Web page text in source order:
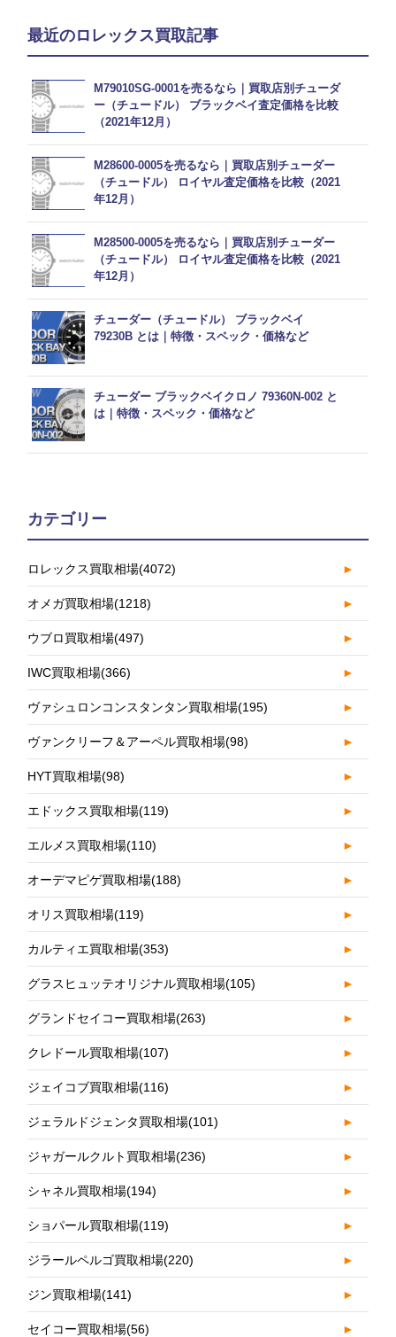
最近のロレックス買取記事
M79010SG-0001を売るなら｜買取店別チューダ
ー（チュードル） ブラックベイ査定価格を比較
（2021年12月）
M28600-0005を売るなら｜買取店別チューダー
（チュードル） ロイヤル査定価格を比較（2021
年12月）
M28500-0005を売るなら｜買取店別チューダー
（チュードル） ロイヤル査定価格を比較（2021
年12月）
チューダー（チュードル） ブラックベイ
79230B とは｜特徴・スペック・価格など
チューダー ブラックベイクロノ 79360N-002 と
は｜特徴・スペック・価格など
カテゴリー
ロレックス買取相場(4072) ►
オメガ買取相場(1218) ►
ウブロ買取相場(497) ►
IWC買取相場(366) ►
ヴァシュロンコンスタンタン買取相場(195) ►
ヴァンクリーフ＆アーペル買取相場(98) ►
HYT買取相場(98) ►
エドックス買取相場(119) ►
エルメス買取相場(110) ►
オーデマピゲ買取相場(188) ►
オリス買取相場(119) ►
カルティエ買取相場(353) ►
グラスヒュッテオリジナル買取相場(105) ►
グランドセイコー買取相場(263) ►
クレドール買取相場(107) ►
ジェイコブ買取相場(116) ►
ジェラルドジェンタ買取相場(101) ►
ジャガールクルト買取相場(236) ►
シャネル買取相場(194) ►
ショパール買取相場(119) ►
ジラールペルゴ買取相場(220) ►
ジン買取相場(141) ►
セイコー買取相場(56) ►